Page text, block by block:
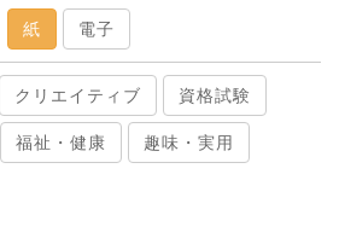
紙 電子
クリエイティブ 資格試験
福祉・健康 趣味・実用